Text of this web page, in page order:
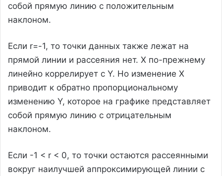
собой прямую линию с положительным
наклоном.
Если r=-1, то точки данных также лежат на
прямой линии и рассеяния нет. X по-прежнему
линейно коррелирует с Y. Но изменение X
приводит к обратно пропорциональному
изменению Y, которое на графике представляет
собой прямую линию с отрицательным
наклоном.
Если -1 < r < 0, то точки остаются рассеянными
вокруг наилучшей аппроксимирующей линии с